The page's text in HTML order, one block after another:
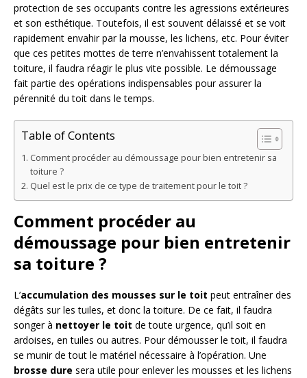
protection de ses occupants contre les agressions extérieures
et son esthétique. Toutefois, il est souvent délaissé et se voit
rapidement envahir par la mousse, les lichens, etc. Pour éviter
que ces petites mottes de terre n’envahissent totalement la
toiture, il faudra réagir le plus vite possible. Le démoussage
fait partie des opérations indispensables pour assurer la
pérennité du toit dans le temps.
Table of Contents
Comment procéder au démoussage pour bien entretenir sa
toiture ?
Quel est le prix de ce type de traitement pour le toit ?
Comment procéder au
démoussage pour bien entretenir
sa toiture ?
L’accumulation des mousses sur le toit peut entraîner des
dégâts sur les tuiles, et donc la toiture. De ce fait, il faudra
songer à nettoyer le toit de toute urgence, qu’il soit en
ardoises, en tuiles ou autres. Pour démousser le toit, il faudra
se munir de tout le matériel nécessaire à l’opération. Une
brosse dure sera utile pour enlever les mousses et les lichens